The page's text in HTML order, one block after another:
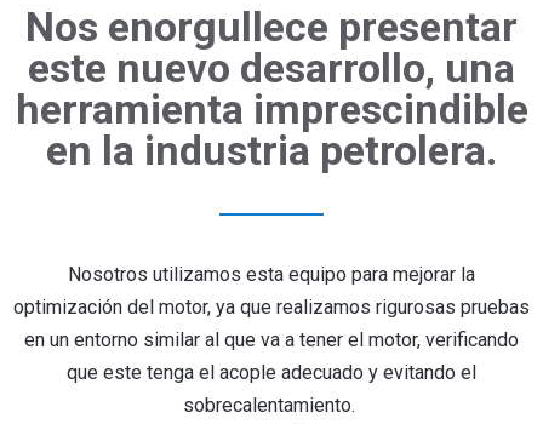
Nos enorgullece presentar
este nuevo desarrollo, una
herramienta imprescindible
en la industria petrolera.
Nosotros utilizamos esta equipo para mejorar la
optimización del motor, ya que realizamos rigurosas pruebas
en un entorno similar al que va a tener el motor, verificando
que este tenga el acople adecuado y evitando el
sobrecalentamiento.